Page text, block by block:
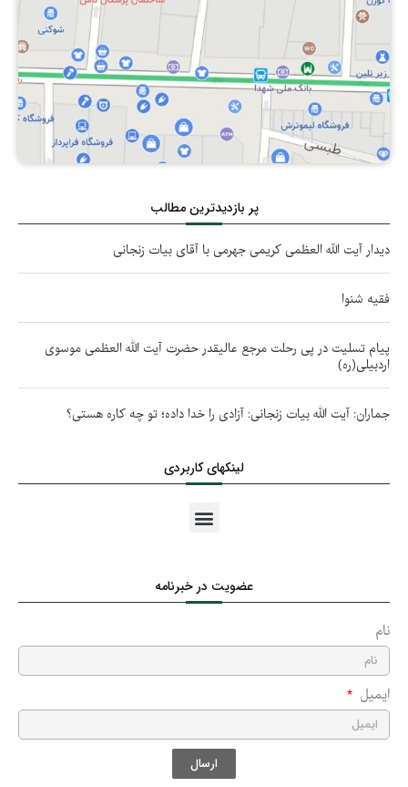
پر بازدیدترین مطالب
دیدار آیت الله العظمی کریمی جهرمی با آقای بیات زنجانی
فقیه شنوا
پیام تسلیت در پی رحلت مرجع عالیقدر حضرت آیت الله العظمی موسوی
اردبیلی(ره)
جماران: آیت الله بیات زنجانی: آزادی را خدا داده؛ تو چه کاره هستی؟
لینکهای کاربردی
عضویت در خبرنامه
نام
ایمیل
ارسال